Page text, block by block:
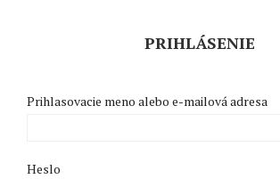
PRIHLÁSENIE
Prihlasovacie meno alebo e-mailová adresa
Heslo